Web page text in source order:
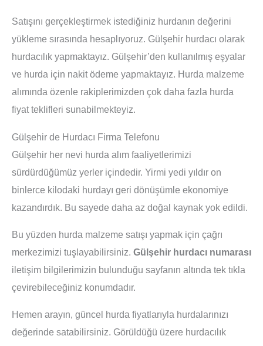
Satışını gerçekleştirmek istediğiniz hurdanın değerini
yükleme sırasında hesaplıyoruz. Gülşehir hurdacı olarak
hurdacılık yapmaktayız. Gülşehir’den kullanılmış eşyalar
ve hurda için nakit ödeme yapmaktayız. Hurda malzeme
alımında özenle rakiplerimizden çok daha fazla hurda
fiyat teklifleri sunabilmekteyiz.
Gülşehir de Hurdacı Firma Telefonu
Gülşehir her nevi hurda alım faaliyetlerimizi
sürdürdüğümüz yerler içindedir. Yirmi yedi yıldır on
binlerce kilodaki hurdayı geri dönüşümle ekonomiye
kazandırdık. Bu sayede daha az doğal kaynak yok edildi.
Bu yüzden hurda malzeme satışı yapmak için çağrı
merkezimizi tuşlayabilirsiniz. Gülşehir hurdacı numarası
iletişim bilgilerimizin bulunduğu sayfanın altında tek tıkla
çevirebileceğiniz konumdadır.
Hemen arayın, güncel hurda fiyatlarıyla hurdalarınızı
değerinde satabilirsiniz. Görüldüğü üzere hurdacılık